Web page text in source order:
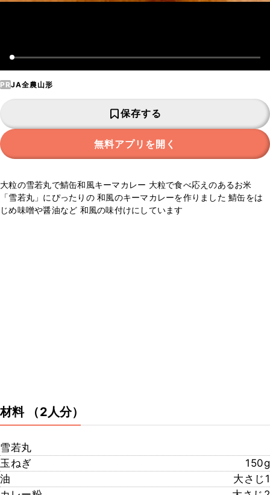
PRJA全農山形
保存する
無料アプリを開く
大粒の雪若丸で鯖缶和風キーマカレー 大粒で食べ応えのあるお米
「雪若丸」にぴったりの 和風のキーマカレーを作りました 鯖缶をは
じめ味噌や醤油など 和風の味付けにしています
材料 （2人分）
雪若丸
玉ねぎ
150g
油
大さじ1